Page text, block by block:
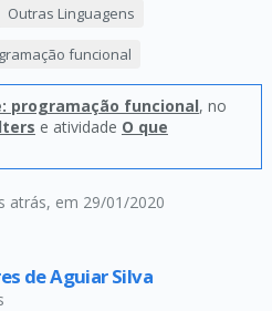
atrás, em 29/01/2020
Outras Linguagens
funcional
programação funcional, no
e atividade O que
de Aguiar Silva